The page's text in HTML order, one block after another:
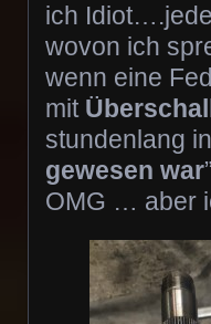
ich
wovon ich
wenn eine
mit
stundenlang
gewesen war
OMG … aber